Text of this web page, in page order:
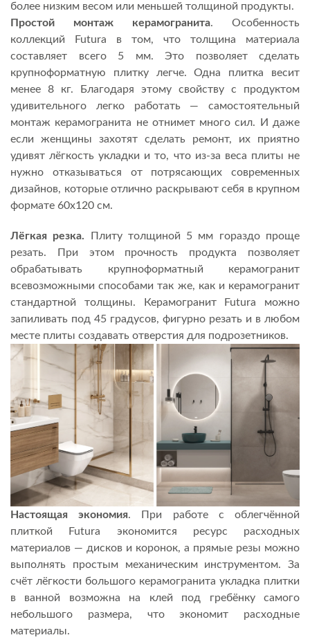
более низким весом или меньшей толщиной продукты.
Простой монтаж керамогранита. Особенность
коллекций Futura в том, что толщина материала
составляет всего 5 мм. Это позволяет сделать
крупноформатную плитку легче. Одна плитка весит
менее 8 кг. Благодаря этому свойству с продуктом
удивительного легко работать — самостоятельный
монтаж керамогранита не отнимет много сил. И даже
если женщины захотят сделать ремонт, их приятно
удивят лёгкость укладки и то, что из-за веса плиты не
нужно отказываться от потрясающих современных
дизайнов, которые отлично раскрывают себя в крупном
формате 60х120 см.
Лёгкая резка. Плиту толщиной 5 мм гораздо проще
резать. При этом прочность продукта позволяет
обрабатывать крупноформатный керамогранит
всевозможными способами так же, как и керамогранит
стандартной толщины. Керамогранит Futura можно
запиливать под 45 градусов, фигурно резать и в любом
месте плиты создавать отверстия для подрозетников.
Настоящая экономия. При работе с облегчённой
плиткой Futura экономится ресурс расходных
материалов — дисков и коронок, а прямые резы можно
выполнять простым механическим инструментом. За
счёт лёгкости большого керамогранита укладка плитки
в ванной возможна на клей под гребёнку самого
небольшого размера, что экономит расходные
материалы.